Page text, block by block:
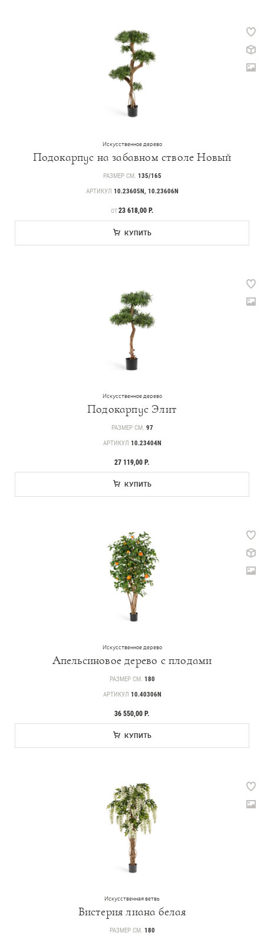
Искусственное дерево
Подокарпус на забавном стволе Новый
РАЗМЕР СМ. 135/165
АРТИКУЛ 10.23605N, 10.23606N
ЦЕНА
ОТ23 618,00 Р.
КУПИТЬ
Искусственное дерево
Подокарпус Элит
РАЗМЕР СМ. 97
АРТИКУЛ 10.23404N
27 119,00 Р.
КУПИТЬ
Искусственное дерево
Апельсиновое дерево с плодами
РАЗМЕР СМ. 180
АРТИКУЛ 10.40306N
36 550,00 Р.
КУПИТЬ
Искусственная ветвь
Вистерия лиана белая
РАЗМЕР СМ. 180